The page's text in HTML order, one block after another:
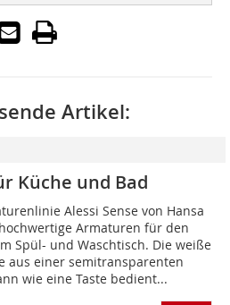
Artikel:
Küche und Bad
Alessi Sense von Hansa
Armaturen für den
Spül- und Waschtisch. Die weiße
aus einer semitransparenten
wie eine Taste bedient...